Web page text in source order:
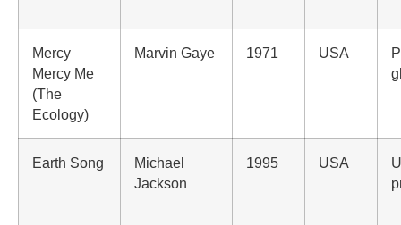
Mercy
Mercy Me
(The
Ecology)
Marvin Gaye 1971 USA
Earth Song
Michael
Jackson
1995 USA